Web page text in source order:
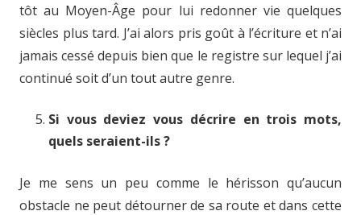
tôt au Moyen-Âge pour lui redonner vie quelques
siècles plus tard. J’ai alors pris goût à l’écriture et n’ai
jamais cessé depuis bien que le registre sur lequel j’ai
continué soit d’un tout autre genre.
Si vous deviez vous décrire en trois mots,
quels seraient-ils ?
Je me sens un peu comme le hérisson qu’aucun
obstacle ne peut détourner de sa route et dans cette